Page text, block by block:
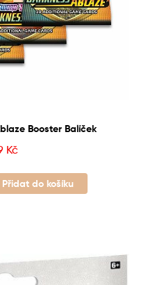
Booster Balíček
Kč
Přidat do košíku